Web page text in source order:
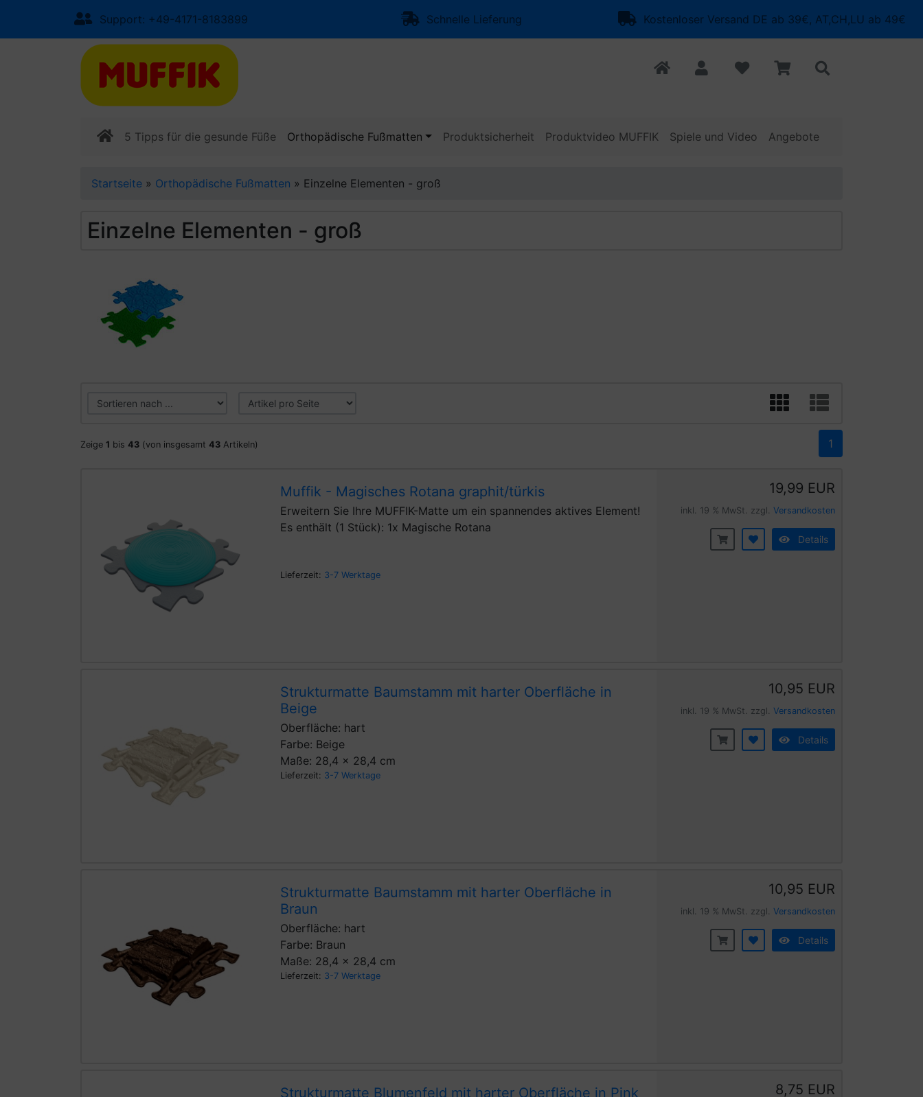
Support: +49-4171-8183899 Schnelle Lieferung Kostenloser Versand DE ab 39€, AT,CH,LU ab 49€
5 Tipps für die gesunde Füße Orthopädische Fußmatten Produktsicherheit Produktvideo MUFFIK Spiele und Video Angebote
Startseite » Orthopädische Fußmatten » Einzelne Elementen - groß
Einzelne Elementen - groß
Zeige 1 bis 43 (von insgesamt 43 Artikeln) 1
Muffik - Magisches Rotana graphit/türkis
Erweitern Sie Ihre MUFFIK-Matte um ein spannendes aktives Element!
Es enthält (1 Stück): 1x Magische Rotana
Lieferzeit: 3-7 Werktage
19,99 EUR
inkl. 19 % MwSt. zzgl. Versandkosten
Details
Strukturmatte Baumstamm mit harter Oberfläche in
Beige
Oberfläche: hart
Farbe: Beige
Maße: 28,4 x 28,4 cm
Lieferzeit: 3-7 Werktage
10,95 EUR
inkl. 19 % MwSt. zzgl. Versandkosten
Details
Strukturmatte Baumstamm mit harter Oberfläche in
Braun
Oberfläche: hart
Farbe: Braun
Maße: 28,4 x 28,4 cm
Lieferzeit: 3-7 Werktage
10,95 EUR
inkl. 19 % MwSt. zzgl. Versandkosten
Details
Strukturmatte Blumenfeld mit harter Oberfläche in Pink
8,75 EUR